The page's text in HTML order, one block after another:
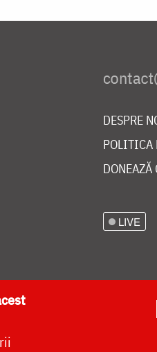
DESPRE
POLITICA
DONEAZĂ
LIVE